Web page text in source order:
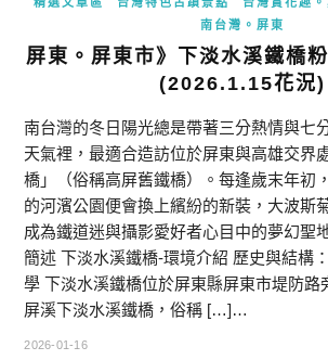
南台灣。屏東
屏東。屏東市》下淡水溪鐵橋
(2026.1.15花況)
南台灣的冬日陽光總是帶著三分熱情與七
天氣裡，最適合造訪位於屏東與高雄交界
橋」（俗稱高屏舊鐵橋）。每逢歲末年初
的河濱公園便會換上繽紛的新裝，大波斯
成為鐵道迷與攝影愛好者心目中的夢幻聖
簡述 下淡水溪鐵橋-環境介紹 歷史與結構
學 下淡水溪鐵橋位於屏東縣屏東市堤防路
屏溪下淡水溪鐵橋，俗稱 […]…
2026-01-16